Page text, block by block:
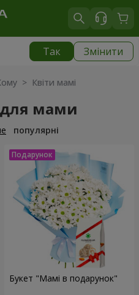
Так Змінити
> Квіти мамі
мами
популярні
Букет "Мамі в подарунок"